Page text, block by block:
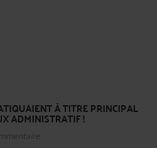
À TITRE PRINCIPAL
ADMINISTRATIF !